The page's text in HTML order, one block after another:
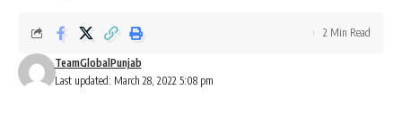
Last updated: March 28, 2022 5:08 pm
TeamGlobalPunjab
2 Min Read